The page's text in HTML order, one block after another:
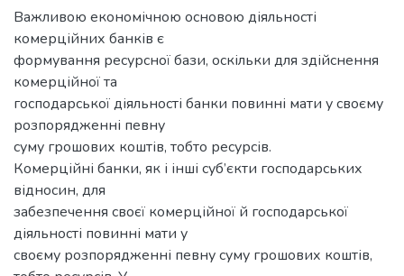
Важливою економічною основою діяльності
комерційних банків є
формування ресурсної бази, оскільки для здійснення
комерційної та
господарської діяльності банки повинні мати у своєму
розпорядженні певну
суму грошових коштів, тобто ресурсів.
Комерційні банки, як і інші суб’єкти господарських
відносин, для
забезпечення своєї комерційної й господарської
діяльності повинні мати у
своєму розпорядженні певну суму грошових коштів,